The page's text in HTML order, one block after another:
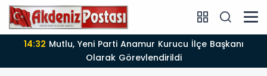
14:12Anamur'da Kasten öldürmeye teşebbüs şüphelisi
tutuklandı